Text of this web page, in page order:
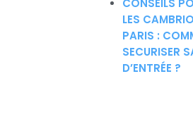
CONSEILS
LES
PARIS :
SECURISER
D’ENTRÉE ?